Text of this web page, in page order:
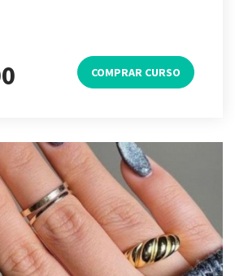
COMPRAR CURSO